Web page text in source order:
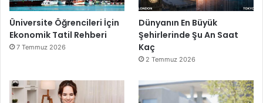
Üniversite Öğrencileri İçin
Ekonomik Tatil Rehberi
7 Temmuz 2026
Dünyanın En Büyük
Şehirlerinde Şu An Saat
Kaç
2 Temmuz 2026